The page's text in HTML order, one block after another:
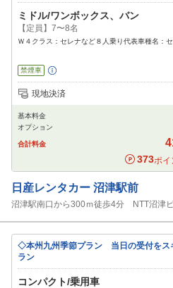
ミドル/ワンボックス、バン
【定員】7〜8名
Ｗ４クラス：セレナなど８人乗り代表車種名：
禁煙車
追加可能オプション
カーナビ
現地決済
基本料金
オプション
合計料金
373ポイ
日産レンタカー 沼津駅前
沼津駅南口から300ｍ徒歩4分 NTT沼津
◇本州九州季節プラン 当日の受付をス
ラン
コンパクト/乗用車